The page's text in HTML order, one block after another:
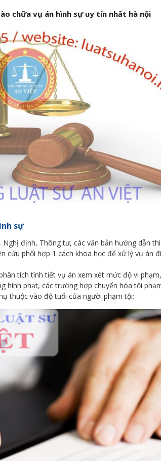
chữa vụ án hình sự uy tín nhất hà nội
sự
định, Thông tư, các văn bản hướng dẫn
cứu phối hợp 1 cách khoa học để xử lý vụ án
tích tình tiết vụ án xem xét mức độ vi
hình phạt, các trường hợp chuyển hóa tội
thuộc vào độ tuổi của người phạm tội;